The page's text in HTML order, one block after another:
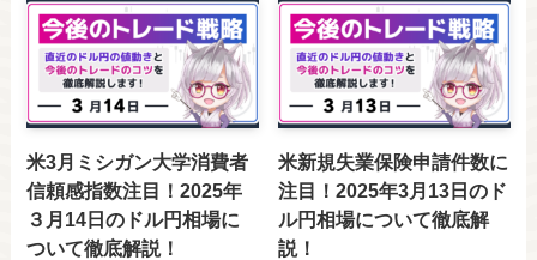
米3月ミシガン大学消費者
信頼感指数注目！2025年
３月14日のドル円相場に
ついて徹底解説！
米新規失業保険申請件数に
注目！2025年3月13日のド
ル円相場について徹底解
説！